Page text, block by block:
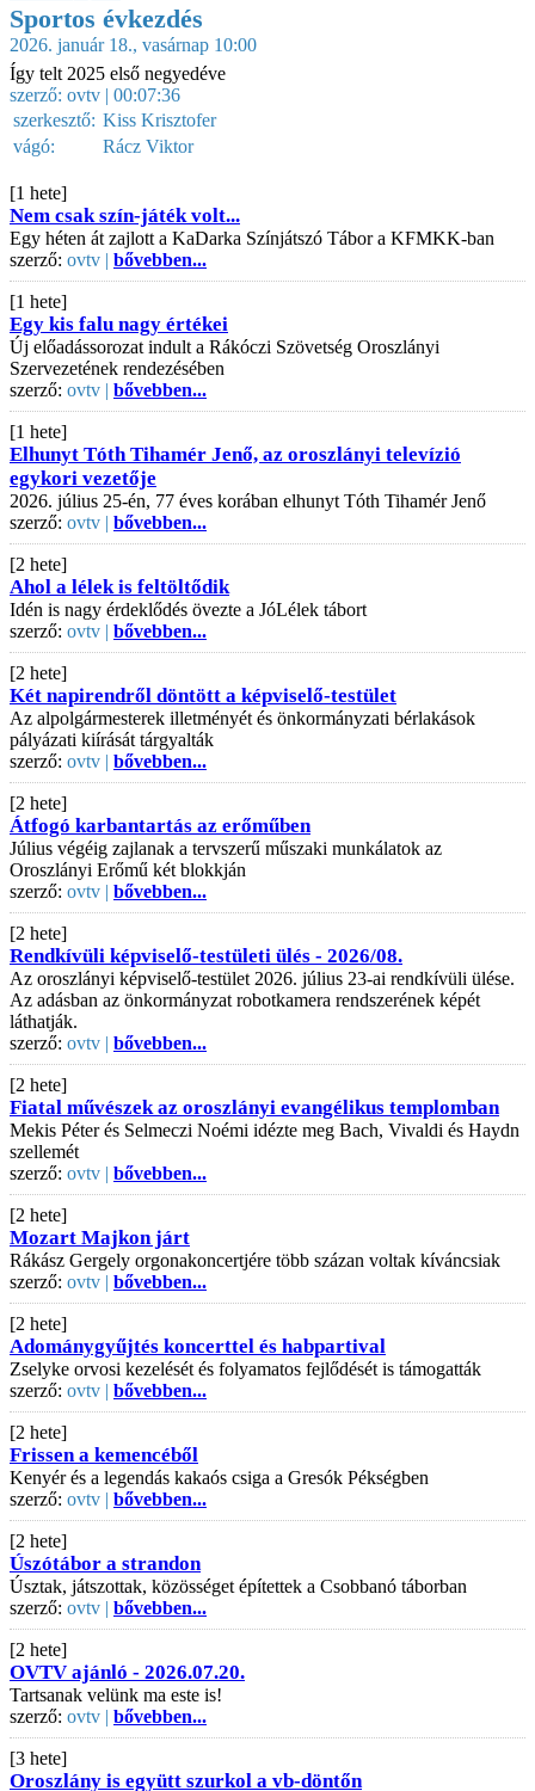
Sportos évkezdés
2026. január 18., vasárnap 10:00
Így telt 2025 első negyedéve
szerző: ovtv | 00:07:36
szerkesztő: Kiss Krisztofer
vágó:
Rácz Viktor
[1 hete]
Nem csak szín-játék volt...
Egy héten át zajlott a KaDarka Színjátszó Tábor a KFMKK-ban
szerző: ovtv | bővebben...
[1 hete]
Egy kis falu nagy értékei
Új előadássorozat indult a Rákóczi Szövetség Oroszlányi
Szervezetének rendezésében
szerző: ovtv | bővebben...
[1 hete]
Elhunyt Tóth Tihamér Jenő, az oroszlányi televízió
egykori vezetője
2026. július 25-én, 77 éves korában elhunyt Tóth Tihamér Jenő
szerző: ovtv | bővebben...
[2 hete]
Ahol a lélek is feltöltődik
Idén is nagy érdeklődés övezte a JóLélek tábort
szerző: ovtv | bővebben...
[2 hete]
Két napirendről döntött a képviselő-testület
Az alpolgármesterek illetményét és önkormányzati bérlakások
pályázati kiírását tárgyalták
szerző: ovtv | bővebben...
[2 hete]
Átfogó karbantartás az erőműben
Július végéig zajlanak a tervszerű műszaki munkálatok az
Oroszlányi Erőmű két blokkján
szerző: ovtv | bővebben...
[2 hete]
Rendkívüli képviselő-testületi ülés - 2026/08.
Az oroszlányi képviselő-testület 2026. július 23-ai rendkívüli ülése.
Az adásban az önkormányzat robotkamera rendszerének képét
láthatják.
szerző: ovtv | bővebben...
[2 hete]
Fiatal művészek az oroszlányi evangélikus templomban
Mekis Péter és Selmeczi Noémi idézte meg Bach, Vivaldi és Haydn
szellemét
szerző: ovtv | bővebben...
[2 hete]
Mozart Majkon járt
Rákász Gergely orgonakoncertjére több százan voltak kíváncsiak
szerző: ovtv | bővebben...
[2 hete]
Adománygyűjtés koncerttel és habpartival
Zselyke orvosi kezelését és folyamatos fejlődését is támogatták
szerző: ovtv | bővebben...
[2 hete]
Frissen a kemencéből
Kenyér és a legendás kakaós csiga a Gresók Pékségben
szerző: ovtv | bővebben...
[2 hete]
Úszótábor a strandon
Úsztak, játszottak, közösséget építettek a Csobbanó táborban
szerző: ovtv | bővebben...
[2 hete]
OVTV ajánló - 2026.07.20.
Tartsanak velünk ma este is!
szerző: ovtv | bővebben...
[3 hete]
Oroszlány is együtt szurkol a vb-döntőn